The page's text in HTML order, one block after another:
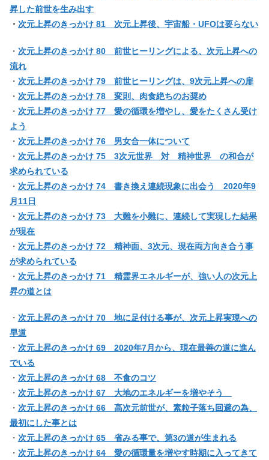
昇した前世を生み出す
・ 次元上昇のきっかけ 81 次元上昇後、宇宙船・UFOは要らない
・ 次元上昇のきっかけ 80 前世ヒーリングによる、次元上昇への
流れ
・ 次元上昇のきっかけ 79 前世ヒーリングは、9次元上昇への扉
・ 次元上昇のきっかけ 78 変則、肉食絶ちのお奨め
・ 次元上昇のきっかけ 77 愛の循環を増やし、愛をたくさん受け
よう
・ 次元上昇のきっかけ 76 男女合一体について
・ 次元上昇のきっかけ 75 3次元世界 対 精神世界 の和合が
求められている
・ 次元上昇のきっかけ 74 書き換え連続現象に出会う 2020年9
月11日
・ 次元上昇のきっかけ 73 大難を小難に、連続して実現した結果
が現在
・ 次元上昇のきっかけ 72 精神面、3次元、現在両方向き合う事
が求められている
・ 次元上昇のきっかけ 71 精霊界エネルギーが、強い人の次元上
昇の道とは
・ 次元上昇のきっかけ 70 地に足付ける事が、次元上昇実現への
早道
・ 次元上昇のきっかけ 69 2020年7月から、現在最善の道に進ん
でいる
・ 次元上昇のきっかけ 68 不食のコツ
・ 次元上昇のきっかけ 67 大地のエネルギーを増やそう
・ 次元上昇のきっかけ 66 高次元前世が、素粒子落ち回避の為、
最初にした事とは
・ 次元上昇のきっかけ 65 省みる事で、第3の道が生まれる
・ 次元上昇のきっかけ 64 愛の循環量を増やす時期に入ってきて